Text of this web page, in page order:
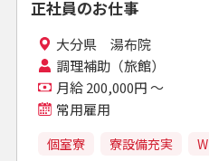
正社員のお仕事
大分県 湯布院
調理補助（旅館）
月給 200,000円 ～
常用雇用
個室寮 寮設備充実